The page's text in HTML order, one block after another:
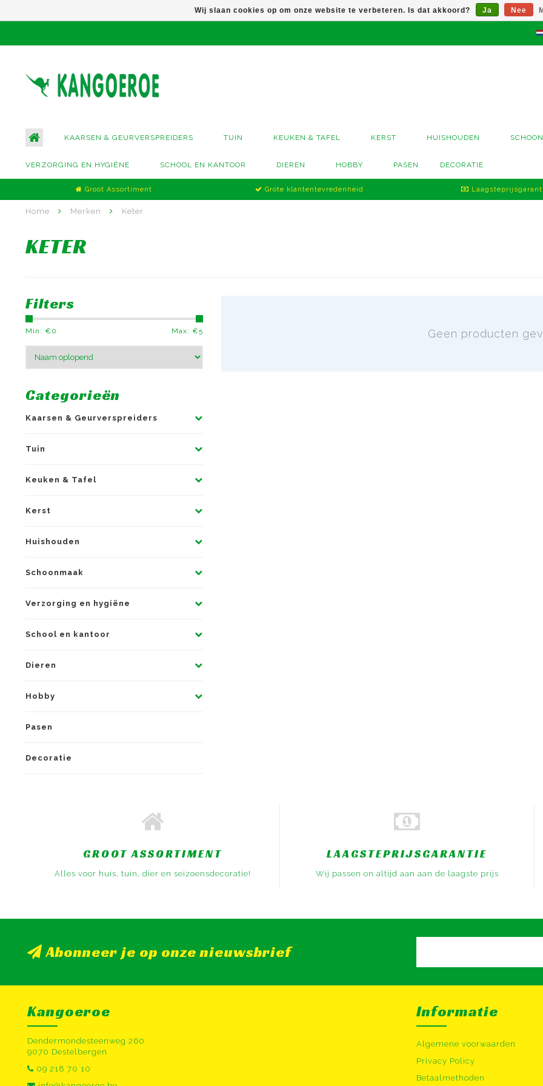
KAARSEN & GEURVERSPREIDERS TUIN KEUKEN & TAFEL KERST HUISHOUDEN
VERZORGING EN HYGIËNE SCHOOL EN KANTOOR DIEREN HOBBY PASEN DECORATIE
Groot Assortiment Grote klantentevredenheid
Home Merken Keter
KETER
Filters
Min: €0 Max: €5
Categorieën
Kaarsen & Geurverspreiders
Tuin
Keuken & Tafel
Kerst
Huishouden
Schoonmaak
Verzorging en hygiëne
School en kantoor
Dieren
Hobby
Pasen
Decoratie
Geen producten
Wij slaan cookies op om onze website te verbeteren. Is dat akkoord? Ja Nee
GROOT ASSORTIMENT
Alles voor huis, tuin, dier en seizoensdecoratie!
LAAGSTEPRIJSGARANTIE
Wij passen on altijd aan aan de laagste prijs
Abonneer je op onze nieuwsbrief
Kangoeroe
Dendermondesteenweg 260
9070 Destelbergen
09 218 70 10
Informatie
Algemene voorwaarden
Privacy Policy
Betaalmethoden